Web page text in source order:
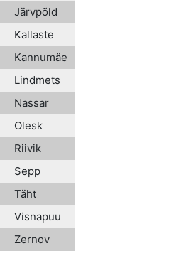
Järvpõld
Kallaste
Kannumäe
Lindmets
Nassar
Olesk
Riivik
Sepp
Täht
Visnapuu
Zernov